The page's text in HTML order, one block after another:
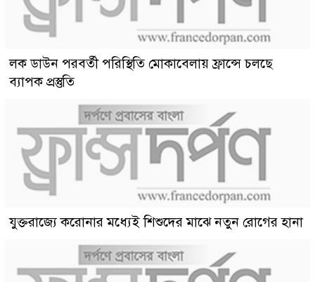
লক ডাউন পরবর্তী পরিস্থিতি মোকাবেলায় ফ্রান্সে চলছে
ব্যাপক প্রস্তুতি
যুক্তরাজ্যে করোনার মধ্যেই শিশুদের মাঝে নতুন রোগের হানা